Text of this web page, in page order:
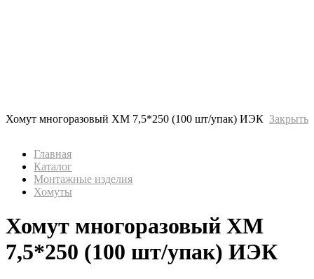
Хомут многоразовый ХМ 7,5*250 (100 шт/упак) ИЭК Закрыть
Главная
Каталог
Монтажные изделия
Хомуты
Хомут многоразовый ХМ
7,5*250 (100 шт/упак) ИЭК